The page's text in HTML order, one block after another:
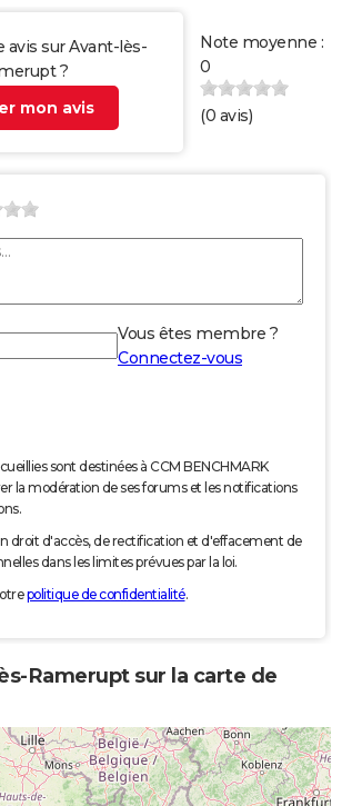
avis sur Avant-lès-
?
mon avis
Note moyenne :
0
(0 avis)
Vous êtes membre ?
Connectez-vous
sont destinées à CCM BENCHMARK
la modération de ses forums et les notifications
droit d'accès, de rectification et d'effacement de
dans les limites prévues par la loi.
politique de confidentialité.
Ramerupt sur la carte de